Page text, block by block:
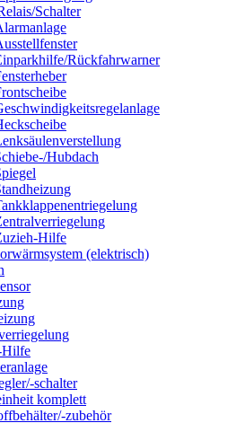
Schalter
Rückfahrwarner
Hubdach
Hilfe
(elektrisch)
Hilfe
schalter
komplett
zubehör